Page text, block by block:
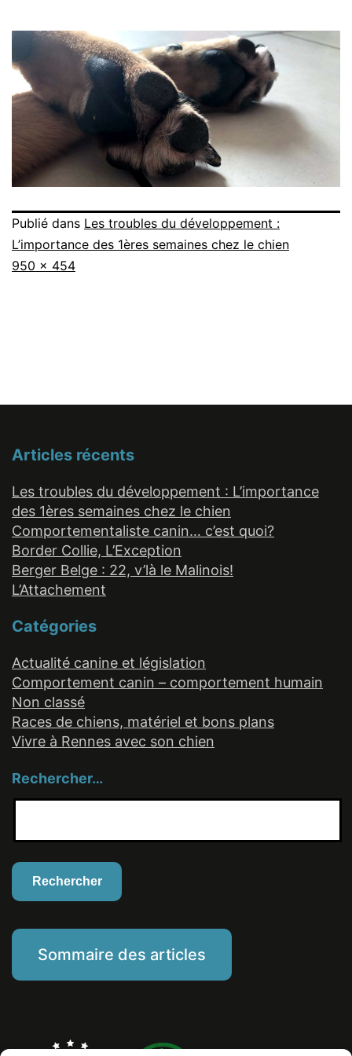
Publié dans Les troubles du développement :
L’importance des 1ères semaines chez le chien
Taille
950 × 454
Articles récents
Les troubles du développement : L’importance
des 1ères semaines chez le chien
Comportementaliste canin… c’est quoi?
Border Collie, L’Exception
Berger Belge : 22, v’là le Malinois!
L’Attachement
Catégories
Actualité canine et législation
Comportement canin – comportement humain
Non classé
Races de chiens, matériel et bons plans
Vivre à Rennes avec son chien
Rechercher…
Sommaire des articles